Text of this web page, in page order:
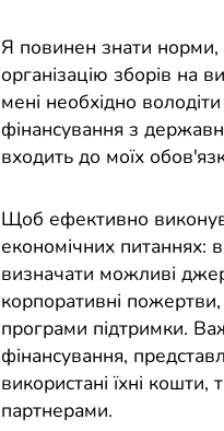
Я повинен знати норми,
організацію зборів на
мені необхідно
фінансування з
входить до моїх
Щоб ефективно
економічних питаннях:
визначати можливі
корпоративні
програми підтримки.
фінансування,
використані їхні
партнерами.